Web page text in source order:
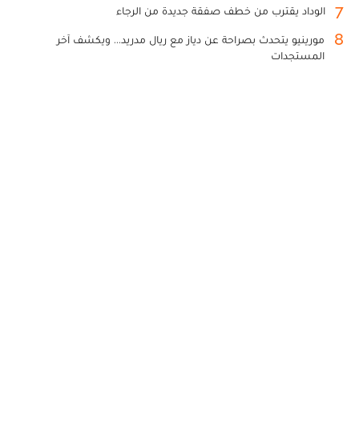
7 الوداد يقترب من خطف صفقة جديدة من الرجاء
8
مورينيو يتحدث بصراحة عن دياز مع ريال مدريد... ويكشف آخر
المستجدات